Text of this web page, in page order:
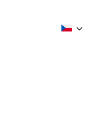
Sběratelské předměty